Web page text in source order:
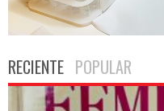
RECIENTE POPULAR